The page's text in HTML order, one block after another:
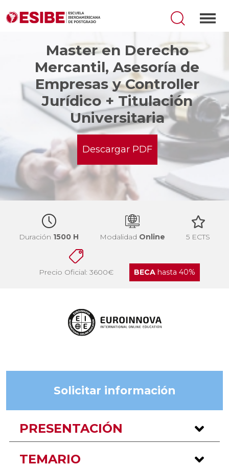
Master en Derecho
Mercantil, Asesoría de
Empresas y Controller
Jurídico + Titulación
Universitaria
Descargar PDF
Duración 1500 H Modalidad Online 5 ECTS
Precio Oficial: 3600€ BECAhasta 40%
Solicitar información
PRESENTACIÓN
TEMARIO